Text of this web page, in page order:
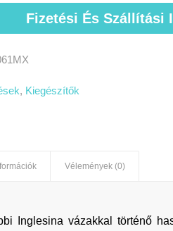
Fizetési És Szállítási
, Kiegészítők
Vélemények (0)
Inglesina vázakkal történő